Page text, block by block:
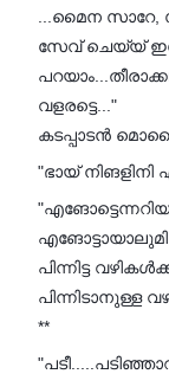
...മൈന സാറേ,
സേവ് ചെയ്യ്
വളരട്ടെ..."
കടപ്പാടൻ
"ഭായ് നിങളിനി
പിന്നിട്ട
പിന്നിടാനുള്ള
**